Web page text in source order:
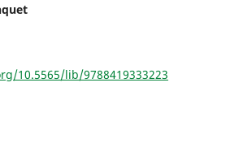
10.5565/lib/9788419333223